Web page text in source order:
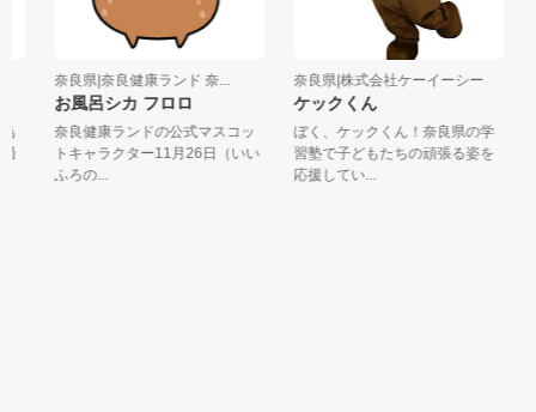
奈良県|奈良健康ランド 奈...
お風呂シカ フロロ
奈良健康ランドの公式マスコッ
トキャラクター11月26日（いい
ふろの...
奈良県|株式会社ケーイーシー
ケックくん
ぼく、ケックくん！奈良県の学
習塾で子どもたちの頑張る姿を
応援してい...